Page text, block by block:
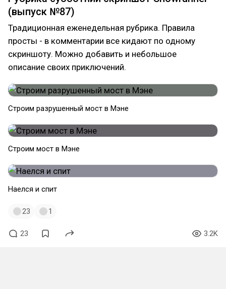
(выпуск №87)
Традиционная еженедельная рубрика. Правила
просты - в комментарии все кидают по одному
скриншоту. Можно добавить и небольшое
описание своих приключений.
Строим разрушенный мост в Мэне
Строим мост в Мэне
Наелся и спит
23 1
23 3.2K